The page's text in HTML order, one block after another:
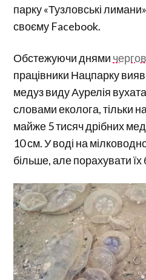
парку «Тузловські
своєму Facebook.
Обстежуючи днями
працівники Нацпарку
медуз виду Аурелія
словами еколога, тільки
майже 5 тисяч дрібних
10 см. У воді на
більше, але порахувати